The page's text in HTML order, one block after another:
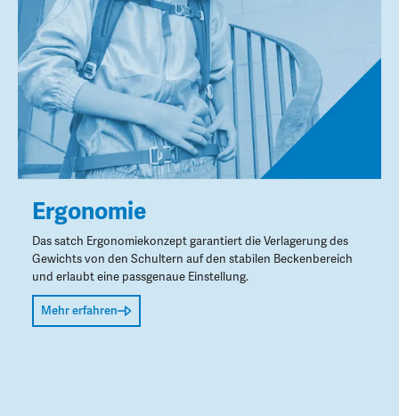
Ergonomie
Das satch Ergonomiekonzept garantiert die Verlagerung des
Gewichts von den Schultern auf den stabilen Beckenbereich
und erlaubt eine passgenaue Einstellung.
Mehr erfahren